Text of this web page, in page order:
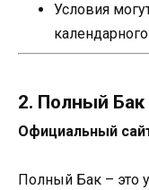
Условия
2. Полный Бак
Официальный
Полный Бак – это